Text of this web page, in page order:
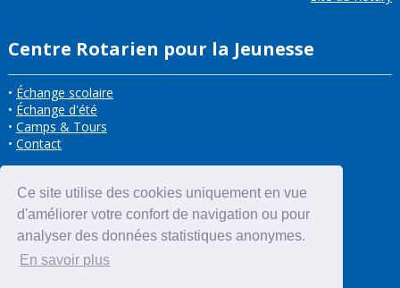
Ce site utilise des cookies uniquement en vue
d'améliorer votre confort de navigation ou pour
analyser des données statistiques anonymes.
En savoir plus
Centre Rotarien pour la Jeunesse
• Échange scolaire
• Échange d'été
• Camps & Tours
• Contact